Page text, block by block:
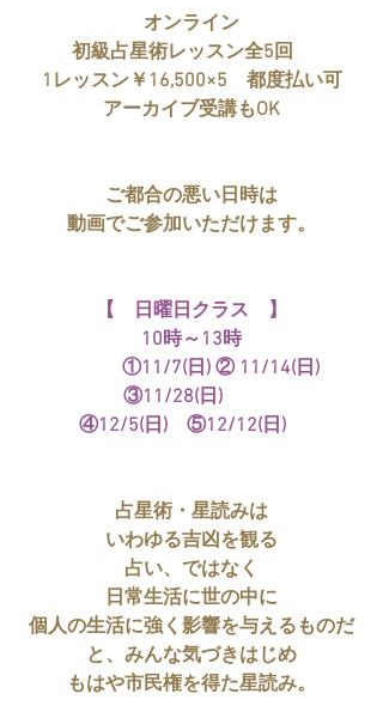
オンライン
初級占星術レッスン全5回
1レッスン￥16,500×5　都度払い可
アーカイブ受講もOK
ご都合の悪い日時は
動画でご参加いただけます。
【　日曜日クラス　】
10時～13時
①11/7(日) ② 11/14(日)
③11/28(日)
④12/5(日)　⑤12/12(日)
占星術・星読みは
いわゆる吉凶を観る
占い、ではなく
日常生活に世の中に
個人の生活に強く影響を与えるものだ
と、みんな気づきはじめ
もはや市民権を得た星読み。